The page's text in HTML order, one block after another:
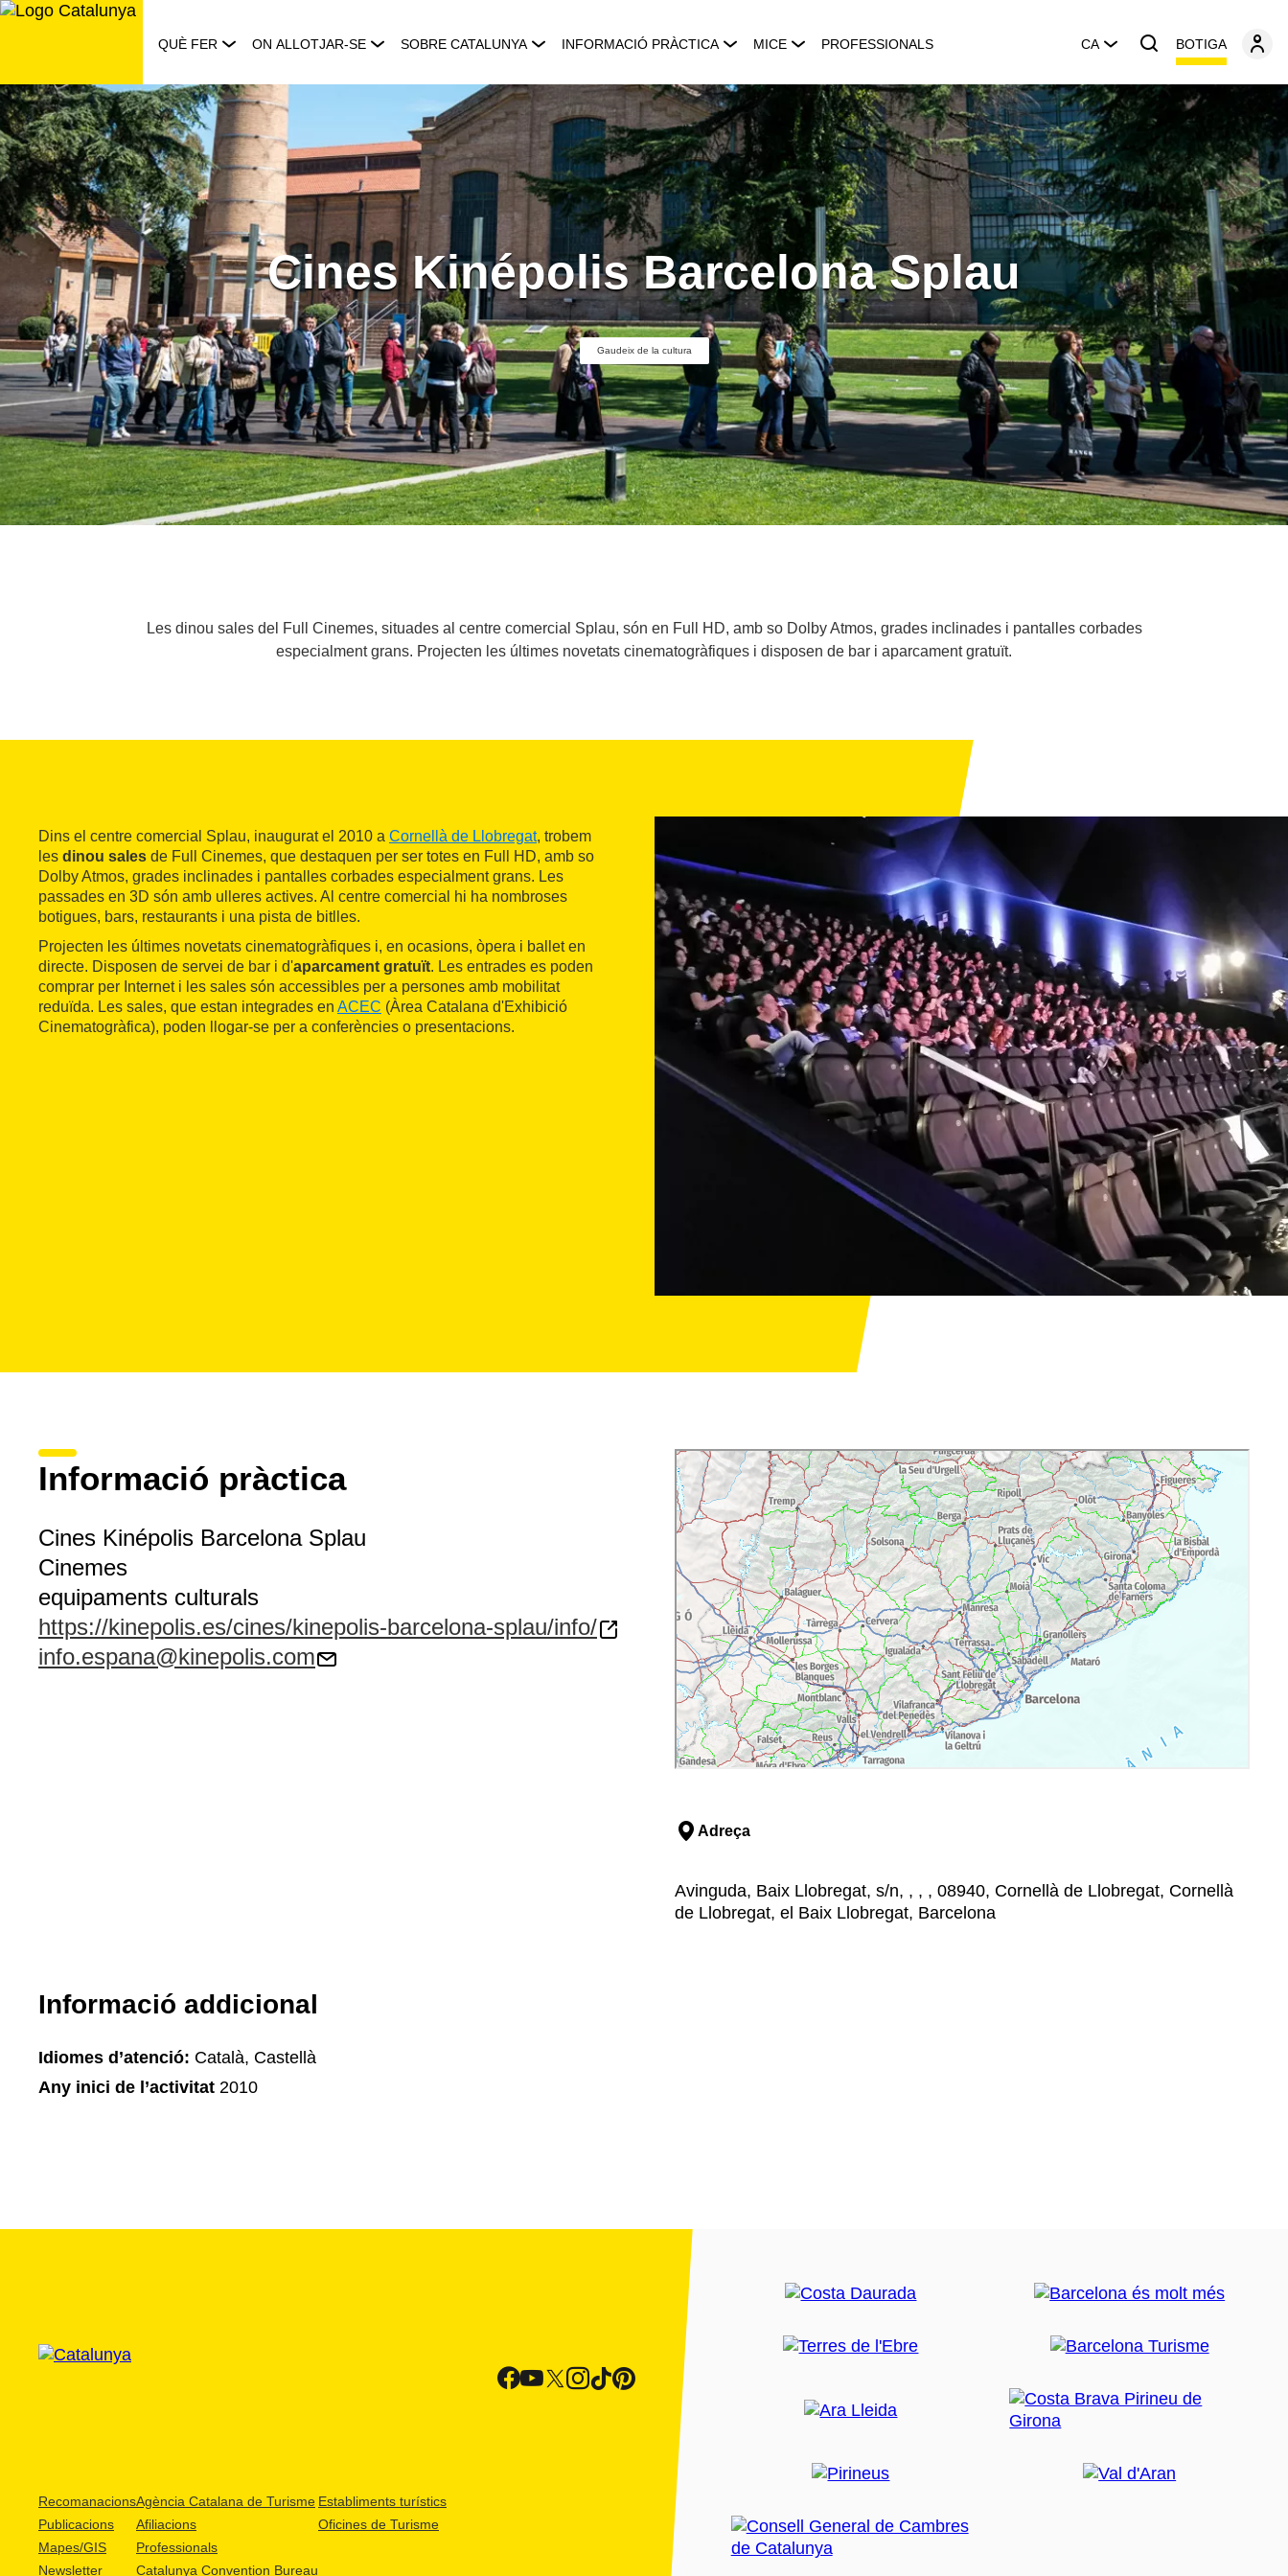
Saltar
QUÈ FER ON ALLOTJAR-SE SOBRE CATALUNYA INFORMACIÓ PRÀCTICA MICE PROFESSIONALS CA BOTIGA
Cines Kinépolis Barcelona Splau
Gaudeix de la cultura
Les dinou sales del Full Cinemes, situades al centre comercial Splau, són en Full HD, amb so Dolby Atmos, grades inclinades i pantalles corbades
especialment grans. Projecten les últimes novetats cinematogràfiques i disposen de bar i aparcament gratuït.
Dins el centre comercial Splau, inaugurat el 2010 a Cornellà de Llobregat, trobem
les dinou sales de Full Cinemes, que destaquen per ser totes en Full HD, amb so
Dolby Atmos, grades inclinades i pantalles corbades especialment grans. Les
passades en 3D són amb ulleres actives. Al centre comercial hi ha nombroses
botigues, bars, restaurants i una pista de bitlles.
Projecten les últimes novetats cinematogràfiques i, en ocasions, òpera i ballet en
directe. Disposen de servei de bar i d'aparcament gratuït. Les entrades es poden
comprar per Internet i les sales són accessibles per a persones amb mobilitat
reduïda. Les sales, que estan integrades en ACEC (Àrea Catalana d'Exhibició
Cinematogràfica), poden llogar-se per a conferències o presentacions.
Informació pràctica
Cines Kinépolis Barcelona Splau
Cinemes
equipaments culturals
https://kinepolis.es/cines/kinepolis-barcelona-splau/info/
info.espana@kinepolis.com
Adreça
Avinguda, Baix Llobregat, s/n, , , , 08940, Cornellà de Llobregat, Cornellà
de Llobregat, el Baix Llobregat, Barcelona
Informació addicional
Idiomes d’atenció: Català, Castellà
Any inici de l’activitat 2010
Recomanacions
Publicacions
Mapes/GIS
Newsletter
Agència Catalana de Turisme
Afiliacions
Professionals
Catalunya Convention Bureau
Establiments turístics
Oficines de Turisme